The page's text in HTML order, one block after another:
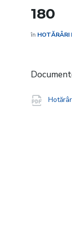
180
în HOTĂRÂRI